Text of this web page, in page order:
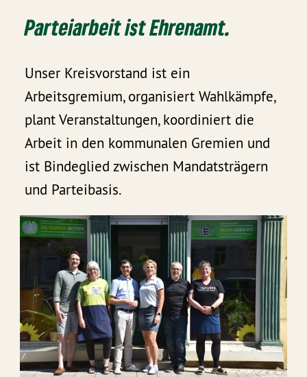
Parteiarbeit ist Ehrenamt.
Unser Kreisvorstand ist ein
Arbeitsgremium, organisiert Wahlkämpfe,
plant Veranstaltungen, koordiniert die
Arbeit in den kommunalen Gremien und
ist Bindeglied zwischen Mandatsträgern
und Parteibasis.